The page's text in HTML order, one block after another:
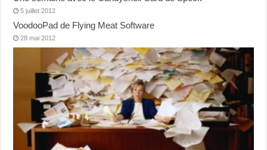
5 juillet 2012
VoodooPad de Flying Meat Software
28 mai 2012